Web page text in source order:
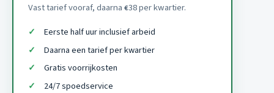
Vast tarief vooraf, daarna €38 per kwartier.
Eerste half uur inclusief arbeid
Daarna een tarief per kwartier
Gratis voorrijkosten
24/7 spoedservice